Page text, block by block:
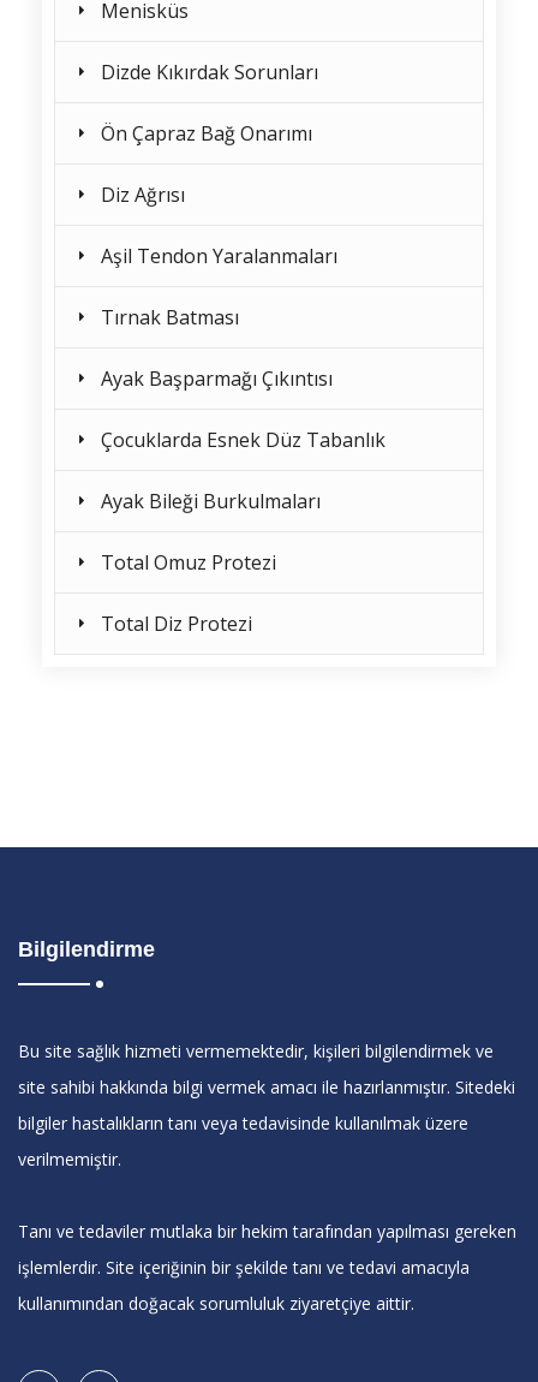
Menisküs
Dizde Kıkırdak Sorunları
Ön Çapraz Bağ Onarımı
Diz Ağrısı
Aşil Tendon Yaralanmaları
Tırnak Batması
Ayak Başparmağı Çıkıntısı
Çocuklarda Esnek Düz Tabanlık
Ayak Bileği Burkulmaları
Total Omuz Protezi
Total Diz Protezi
Bilgilendirme
Bu site sağlık hizmeti vermemektedir, kişileri bilgilendirmek ve
site sahibi hakkında bilgi vermek amacı ile hazırlanmıştır. Sitedeki
bilgiler hastalıkların tanı veya tedavisinde kullanılmak üzere
verilmemiştir.
Tanı ve tedaviler mutlaka bir hekim tarafından yapılması gereken
işlemlerdir. Site içeriğinin bir şekilde tanı ve tedavi amacıyla
kullanımından doğacak sorumluluk ziyaretçiye aittir.